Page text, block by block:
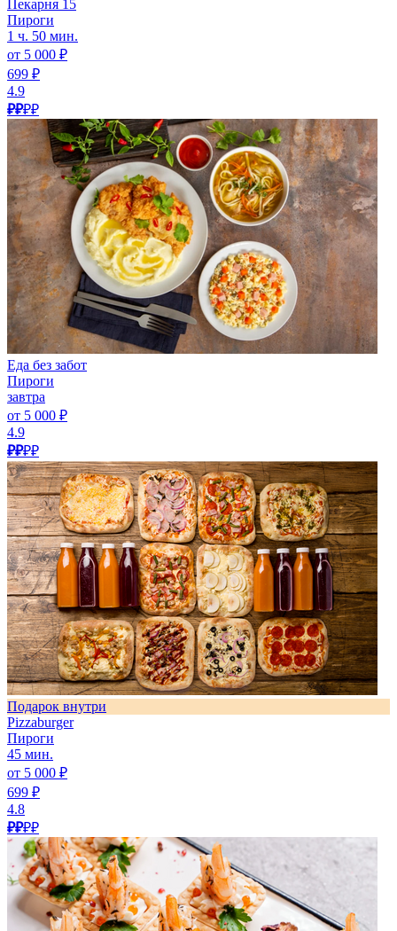
Пекарня 15
Пироги
1 ч. 50 мин.
от 5 000 ₽
699 ₽
4.9
₽₽₽₽
Еда без забот
Пироги
завтра
от 5 000 ₽
4.9
₽₽₽₽
Подарок внутри
Pizzaburger
Пироги
45 мин.
от 5 000 ₽
699 ₽
4.8
₽₽₽₽